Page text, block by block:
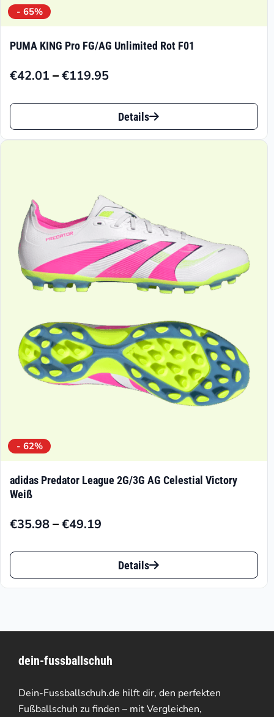
- 65%
PUMA KING Pro FG/AG Unlimited Rot F01
€42.01 –€119.95
Preisspanne:
€42.01
€119.95
Dieses
Produkt
auf.
Die
Optionen
können
Produktseite
gewählt
Details
- 62%
adidas Predator League 2G/3G AG Celestial Victory
Weiß
€35.98–€49.19
Preisspanne:
€35.98
€49.19
Dieses
Produkt
auf.
Die
Optionen
Details
dein-fussballschuh
Dein-Fussballschuh.de hilft dir, den perfekten
Fußballschuh zu finden – mit Vergleichen,